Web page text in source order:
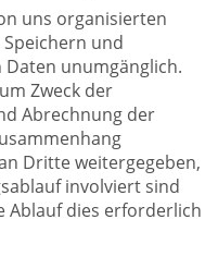
uns organisierten
und
unumgänglich.
Zweck der
Abrechnung der
Dritte weitergegeben,
involviert sind
Ablauf dies erforderlich